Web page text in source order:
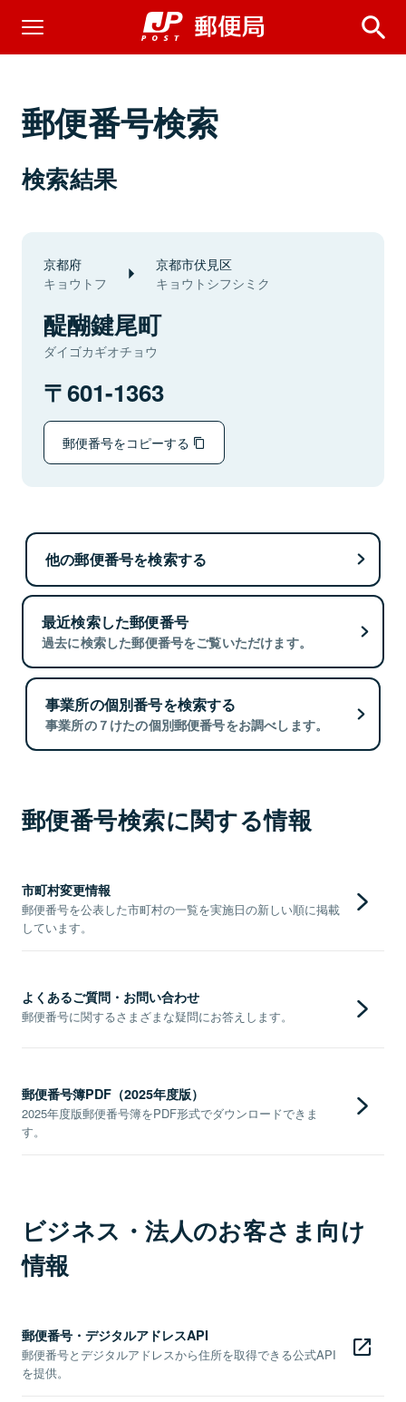
郵便番号検索
検索結果
京都府
キョウトフ
京都市伏見区
キョウトシフシミク
醍醐鍵尾町
ダイゴカギオチョウ
601-1363
郵便番号をコピーする
他の郵便番号を検索する
最近検索した郵便番号
過去に検索した郵便番号をご覧いただけます。
事業所の個別番号を検索する
事業所の７けたの個別郵便番号をお調べします。
郵便番号検索に関する情報
市町村変更情報
郵便番号を公表した市町村の一覧を実施日の新しい順に掲載
しています。
よくあるご質問・お問い合わせ
郵便番号に関するさまざまな疑問にお答えします。
郵便番号簿PDF（2025年度版）
2025年度版郵便番号簿をPDF形式でダウンロードできま
す。
ビジネス・法人のお客さま向け
情報
郵便番号・デジタルアドレスAPI
郵便番号とデジタルアドレスから住所を取得できる公式API
を提供。